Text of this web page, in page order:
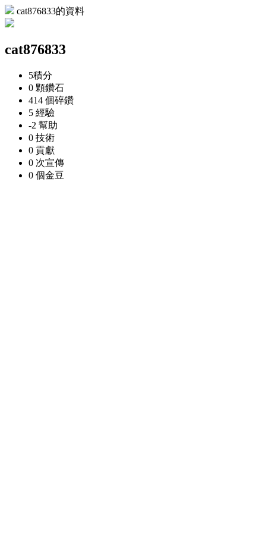
cat876833的資料
cat876833
5積分
0 顆鑽石
414 個碎鑽
5 經驗
-2 幫助
0 技術
0 貢獻
0 次宣傳
0 個金豆